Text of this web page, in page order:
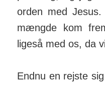
orden med
mængde kom
ligeså med os, da
Endnu en rejste